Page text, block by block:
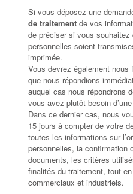
Si vous déposez une
de traitementde vos
de préciser si vous
personnelles soient
imprimée.
Vous devrez également
que nous répondions
auquel cas nous répondrons
vous avez plutôt besoin
Dans ce dernier cas, nous
15 jours à compter de votre
toutes les informations sur
personnelles, la confirmation
documents, les critères
finalités du traitement, tout
commerciaux et industriels.